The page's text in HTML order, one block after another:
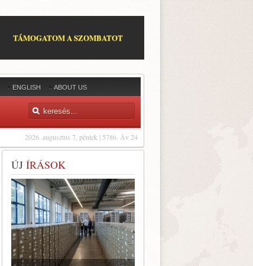
TÁMOGATOM A SZOMBATOT
ENGLISH ABOUT US
2026. augusztus 7, péntek | 5786. Áv 24
ÚJ ÍRÁSOK